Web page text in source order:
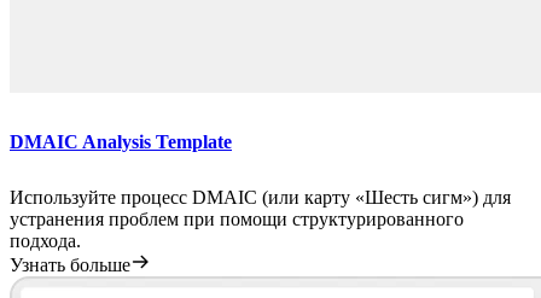
DMAIC Analysis Template
Используйте процесс DMAIC (или карту «Шесть сигм») для
устранения проблем при помощи структурированного
подхода.
Узнать больше